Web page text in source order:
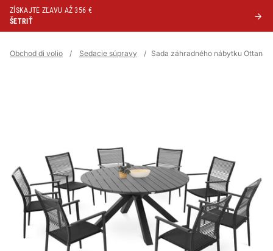
ZÍSKAJTE ZĽAVU AŽ 356 €
ŠETRIŤ
Obchod di volio / Sedacie súpravy / Sada záhradného nábytku Ottana